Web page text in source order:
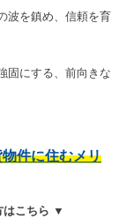
波を鎮め、信頼を育
固にする、前向きな
件に住むメリ
はこちら ▼